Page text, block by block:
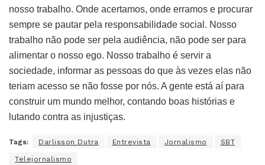
nosso trabalho. Onde acertamos, onde erramos e procurar
sempre se pautar pela responsabilidade social. Nosso
trabalho não pode ser pela audiência, não pode ser para
alimentar o nosso ego. Nosso trabalho é servir a
sociedade, informar as pessoas do que às vezes elas não
teriam acesso se não fosse por nós. A gente está aí para
construir um mundo melhor, contando boas histórias e
lutando contra as injustiças.
Tags: Darlisson Dutra Entrevista Jornalismo SBT
Telejornalismo